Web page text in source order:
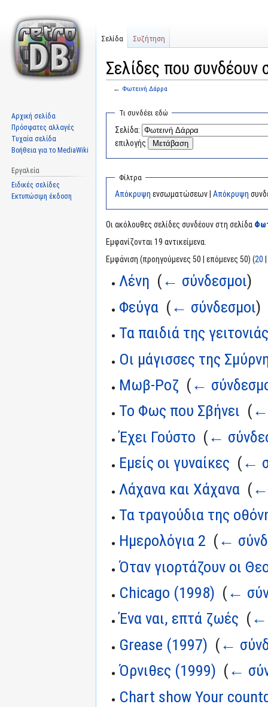
Σελίδες που
← Φωτεινή Δάρρα
Μετάβαση
πλοήγηση
Πήδηση
αναζήτηση
Τι συνδέει εδώ
Σελίδα:
επιλογής
Φίλτρα
Απόκρυψη ενσωματώσεων | Απόκρυψη
Οι ακόλουθες σελίδες συνδέουν στη σελίδα
Εμφανίζονται 19 αντικείμενα.
Εμφάνιση (προηγούμενες 50 | επόμενες 50) (20
Λένη (← σύνδεσμοι)
Φεύγα (← σύνδεσμοι)
Τα παιδιά της
Οι μάγισσες της
Μωβ-Ροζ (←
Το Φως που Σβήνει (←
Έχει Γούστο (←
Εμείς οι γυναίκες (←
Λάχανα και Χάχανα (←
Τα τραγούδια της
Ημερολόγια 2 (←
Όταν γιορτάζουν οι
Chicago (1998) (←
Ένα ναι, επτά ζωές (←
Grease (1997) (←
Όρνιθες (1999) (←
Chart show Your
Σελίδα Συζήτηση
Αρχική σελίδα
Πρόσφατες αλλαγές
Τυχαία σελίδα
Βοήθεια για το MediaWiki
Εργαλεία
Ειδικές σελίδες
Εκτυπώσιμη έκδοση